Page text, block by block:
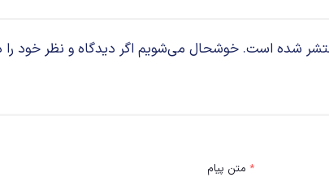
شده است. خوشحال می‌شویم اگر دیدگاه و نظر خود را
* متن پیام